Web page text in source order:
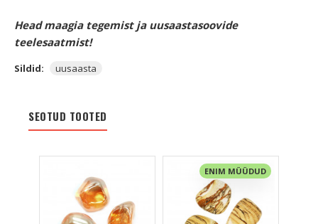
Head maagia tegemist ja uusaastasoovide
teelesaatmist!
Sildid: uusaasta
SEOTUD TOOTED
ENIM MÜÜDUD